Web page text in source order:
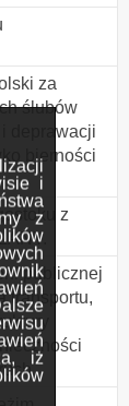
i
z
iż
za
ślubów
deprawacji
bierności
z
publicznej
transportu,